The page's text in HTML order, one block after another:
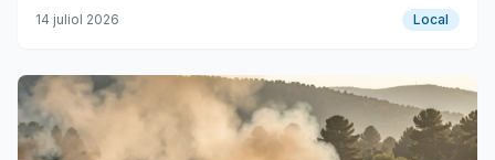
extensió i demanen una nova proposta amb implicació
local.
14 juliol 2026 Local